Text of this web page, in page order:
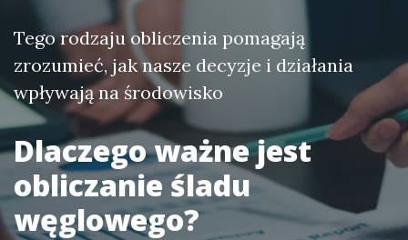
Tego rodzaju obliczenia pomagają
zrozumieć, jak nasze decyzje i działania
wpływają na środowisko
Dlaczego ważne jest
obliczanie śladu
węglowego?